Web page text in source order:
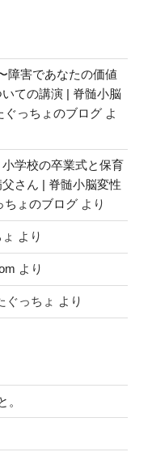
害であなたの価値
ての講演 | 脊髄小脳
っちょのブログ よ
小学校の卒業式と保育
さん | 脊髄小脳変性
ょのブログ より
より
より
ぐっちょ より
。